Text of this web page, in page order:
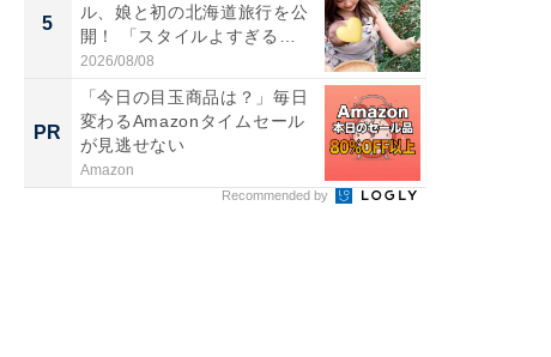
5
ル、娘と初の北海道旅行を公
開！ 「スタイルよすぎる
よ〜...
2026/08/08
PR
「今日の目玉商品は？」毎日
変わるAmazonタイムセール
が見逃せない
Amazon
Recommended by